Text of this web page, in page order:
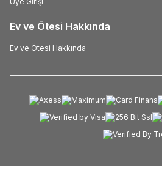
Ev ve Ötesi Hakkında
Ev ve Ötesi Hakkında